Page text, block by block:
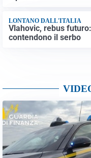
LONTANO DALL'ITALIA
Vlahovic, rebus
contendono il serbo